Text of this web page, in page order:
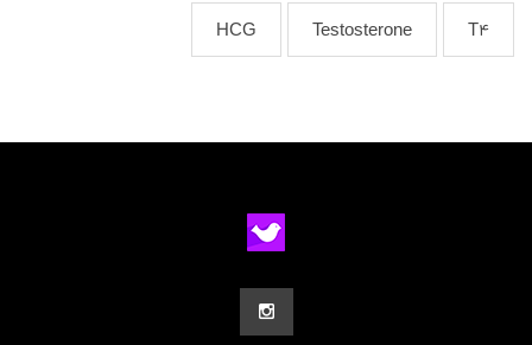
T4
Testosterone
HCG